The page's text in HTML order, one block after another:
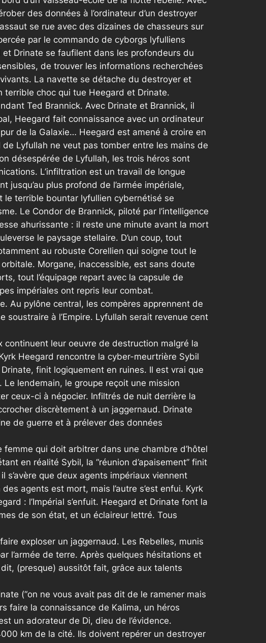
des données à l’ordinateur d’un destroyer
se rue avec des dizaines de chasseurs sur
par le commando de cyborgs lyfulliens
Drinate se faufilent dans les profondeurs du
de trouver les informations recherchées
La navette se détache du destroyer et
terrible choc qui tue Heegard et Drinate.
Ted Brannick. Avec Drinate et Brannick, il
Heegard fait connaissance avec un ordinateur
de la Galaxie… Heegard est amené à croire en
de Lyfullah ne veut pas tomber entre les mains de
désespérée de Lyfullah, les trois héros sont
L’infiltration est un travail de longue
jusqu’au plus profond de l’armée impériale,
le terrible bountar lyfullien cybernétisé se
Le Condor de Brannick, piloté par l’intelligence
ahurissante : il reste une minute avant la mort
le paysage stellaire. D’un coup, tout
au robuste Corellien qui soigne tout le
Morgane, inaccessible, est sans doute
tout l’équipage repart avec la capsule de
impériales ont repris leur combat.
Au pylône central, les compères apprennent de
à l’Empire. Lyfullah serait revenue cent
leur oeuvre de destruction malgré la
Heegard rencontre la cyber-meurtrière Sybil
finit logiquement en ruines. Il est vrai que
lendemain, le groupe reçoit une mission
ceux-ci à négocier. Infiltrés de nuit derrière la
discrètement à un jaggernaud. Drinate
de guerre et à prélever des données
qui doit arbitrer dans une chambre d’hôtel
en réalité Sybil, la “réunion d’apaisement” finit
que deux agents impériaux viennent
agents est mort, mais l’autre s’est enfui. Kyrk
: l’Impérial s’enfuit. Heegard et Drinate font la
de son état, et un éclaireur lettré. Tous
exploser un jaggernaud. Les Rebelles, munis
l’armée de terre. Après quelques hésitations et
(presque) aussitôt fait, grâce aux talents
(“on ne vous avait pas dit de le ramener mais
faire la connaissance de Kalima, un héros
un adorateur de Di, dieu de l’évidence.
km de la cité. Ils doivent repérer un destroyer